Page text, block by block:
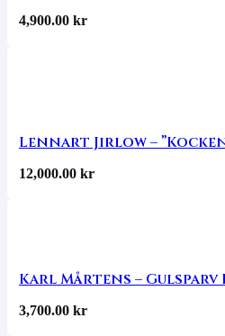
4,900.00 kr
Lennart Jirlow –
12,000.00 kr
Karl Mårtens –
3,700.00 kr